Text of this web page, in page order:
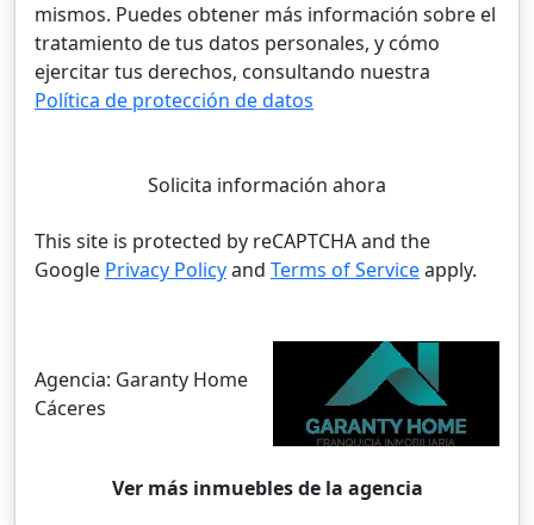
mismos. Puedes obtener más información sobre el
tratamiento de tus datos personales, y cómo
ejercitar tus derechos, consultando nuestra
Política de protección de datos
Solicita información ahora
This site is protected by reCAPTCHA and the
Google Privacy Policyand Terms of Serviceapply.
Agencia: Garanty Home
Cáceres
Ver más inmuebles de la agencia